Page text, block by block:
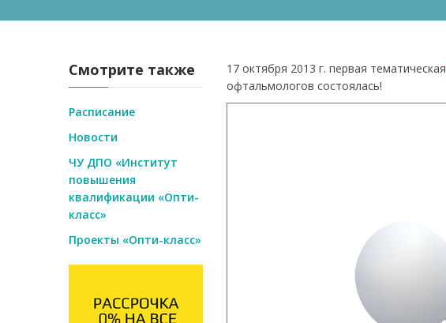
17 октября 2013 г. первая тематическая
офтальмологов состоялась!
Смотрите также
Расписание
Новости
ЧУ ДПО «Институт
повышения
квалификации «Опти-
класс»
Проекты «Опти-класс»